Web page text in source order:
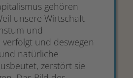
gehören
unsere Wirtschaft
und
und deswegen
natürliche
zerstört sie